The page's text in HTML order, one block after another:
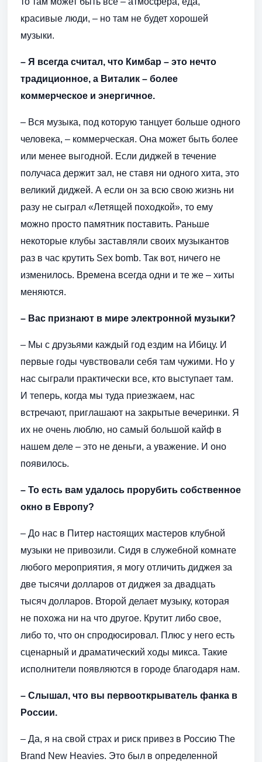
красивые люди, – но там не будет хорошей
музыки.
– Я всегда считал, что Кимбар – это нечто
традиционное, а Виталик – более
коммерческое и энергичное.
– Вся музыка, под которую танцует больше одного
человека, – коммерческая. Она может быть более
или менее выгодной. Если диджей в течение
получаса держит зал, не ставя ни одного хита, это
великий диджей. А если он за всю свою жизнь ни
разу не сыграл «Летящей походкой», то ему
можно просто памятник поставить. Раньше
некоторые клубы заставляли своих музыкантов
раз в час крутить Sex bomb. Так вот, ничего не
изменилось. Времена всегда одни и те же – хиты
меняются.
– Вас признают в мире электронной музыки?
– Мы с друзьями каждый год ездим на Ибицу. И
первые годы чувствовали себя там чужими. Но у
нас сыграли практически все, кто выступает там.
И теперь, когда мы туда приезжаем, нас
встречают, приглашают на закрытые вечеринки. Я
их не очень люблю, но самый большой кайф в
нашем деле – это не деньги, а уважение. И оно
появилось.
– То есть вам удалось прорубить собственное
окно в Европу?
– До нас в Питер настоящих мастеров клубной
музыки не привозили. Сидя в служебной комнате
любого мероприятия, я могу отличить диджея за
две тысячи долларов от диджея за двадцать
тысяч долларов. Второй делает музыку, которая
не похожа ни на что другое. Крутит либо свое,
либо то, что он спродюсировал. Плюс у него есть
сценарный и драматический ходы микса. Такие
исполнители появляются в городе благодаря нам.
– Слышал, что вы первооткрыватель фанка в
России.
– Да, я на свой страх и риск привез в Россию The
Brand New Heavies. Это был в определенной